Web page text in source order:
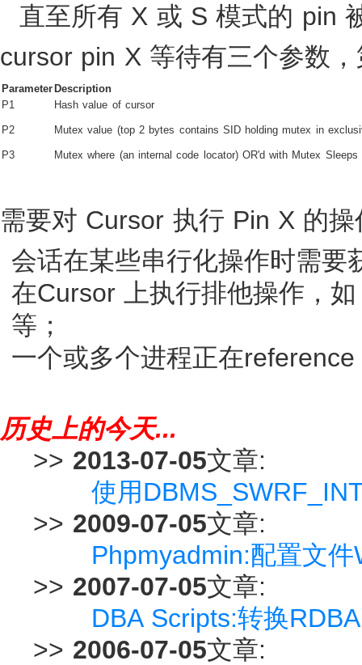
直至所有 X 或 S 模式的 pin
cursor pin X 等待有三个参数
ParameterDescription
P1
Hash value of cursor
P2 Mutex value (top 2 bytes contains SID holding mutex in
P3 Mutex where (an internal code locator) OR'd with Mutex Sleeps
需要对 Cursor 执行 Pin X 的操
会话在某些串行化操作时需
在Cursor 上执行排他操作，
等；
一个或多个进程正在
历史上的今天...
>> 2013-07-05文章:
使用
>> 2009-07-05文章:
Phpmyadmin:配置文
>> 2007-07-05文章:
DBA Scripts:转换
>> 2006-07-05文章: